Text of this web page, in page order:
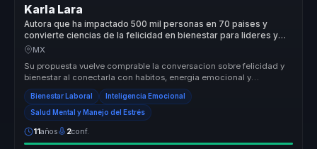
Karla Lara
Autora que ha impactado 500 mil personas en 70 paises y
convierte ciencias de la felicidad en bienestar para lideres y
equipos.
MX
Su propuesta vuelve comprable la conversacion sobre felicidad y
bienestar al conectarla con habitos, energia emocional y
sostenibilidad d...
Bienestar Laboral Inteligencia Emocional
Salud Mental y Manejo del Estrés
11años 2conf.